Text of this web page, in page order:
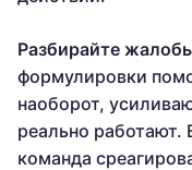
Разбирайте
формулировки
наоборот,
реально работают.
команда